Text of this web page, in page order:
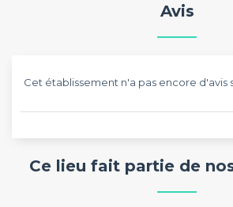
Avis
Cet établissement n'a pas encore d'avis
Ce lieu fait partie de